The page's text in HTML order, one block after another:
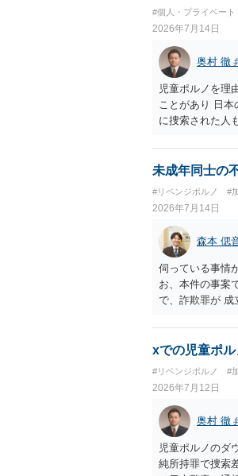
#個人・プライベート
2026年7月14日
奥村 徹
児童ポルノを理
ことがあり 日
に捜索された人
未成年同士の
#リベンジポルノ #
2026年7月14日
森本 偲
伺っている事情
お、本件の事案
で、詐欺罪が 成
xでの児童ポ
#リベンジポルノ #
2026年7月12日
奥村 徹
児童ポルノのダ
純所持罪で捜索